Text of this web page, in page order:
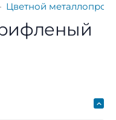
Цветной